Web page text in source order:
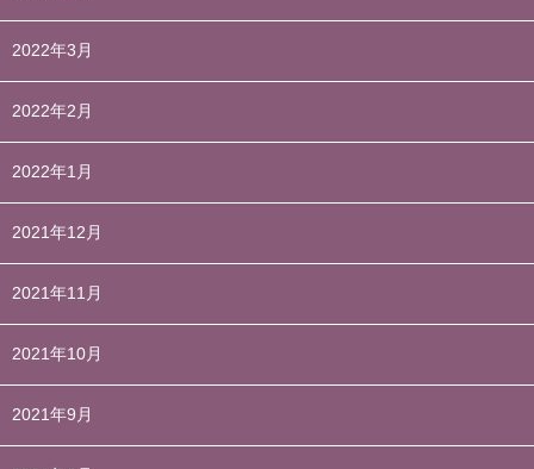
2022年3月
2022年2月
2022年1月
2021年12月
2021年11月
2021年10月
2021年9月